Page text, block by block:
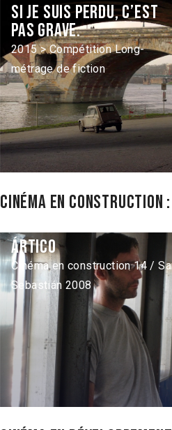
Si je suis perdu, c’est
pas grave.
2015 > Compétition Long-
métrage de fiction
Cinéma en construction :
Ártico
Cinéma en construction 14 /
Sebastián 2008